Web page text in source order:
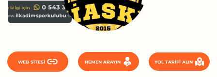
WEB SITESI HEMEN ARAYIN YOL TARIFI ALIN